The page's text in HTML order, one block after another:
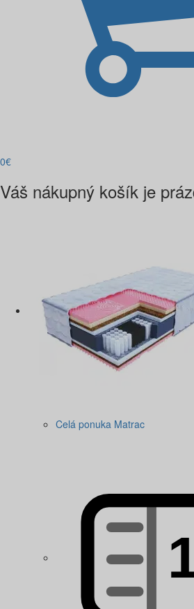
0€
Váš nákupný košík je
Celá ponuka Matrac